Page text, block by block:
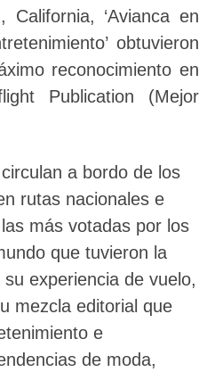
California, ‘Avianca en
obtuvieron
reconocimiento en
Publication (Mejor
a bordo de los
rutas nacionales e
más votadas por los
que tuvieron la
experiencia de vuelo,
mezcla editorial que
e
de moda,